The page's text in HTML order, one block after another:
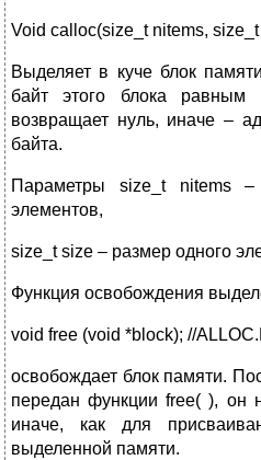
Void calloc(size_t nitems,
Выделяет в куче блок
байт этого блока
возвращает нуль, иначе –
байта.
Параметры size_t nitems –
элементов,
size_t size – размер одного
Функция освобождения
void free (void *block); //
освобождает блок памяти.
передан функции free( ), он
иначе, как для
выделенной памяти.